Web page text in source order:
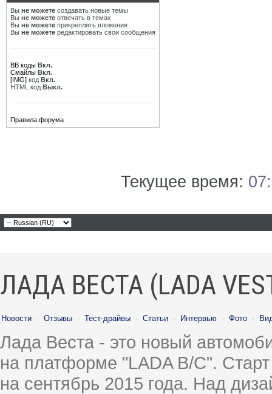
Вы не можете создавать новые темы
Вы не можете отвечать в темах
Вы не можете прикреплять вложения
Вы не можете редактировать свои сообщения
BB коды Вкл.
Смайлы Вкл.
[IMG] код Вкл.
HTML код Выкл.
Правила форума
Текущее время:
ЛАДА ВЕСТА (LADA
Новости · Отзывы · Тест-драйвы · Статьи · Интервью · Фото ·
Лада Веста - это новый
на платформе "LADA B/C".
на сентябрь 2015 года. Над